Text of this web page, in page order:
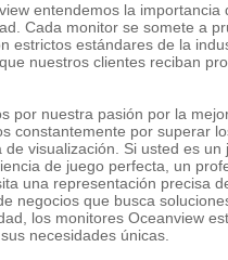
entendemos la importancia
Cada monitor se somete a
estrictos estándares de la
nuestros clientes reciban
por nuestra pasión por la
constantemente por superar
de visualización. Si usted es un
de juego perfecta, un
una representación precisa
negocios que busca
los monitores Oceanview
necesidades únicas.